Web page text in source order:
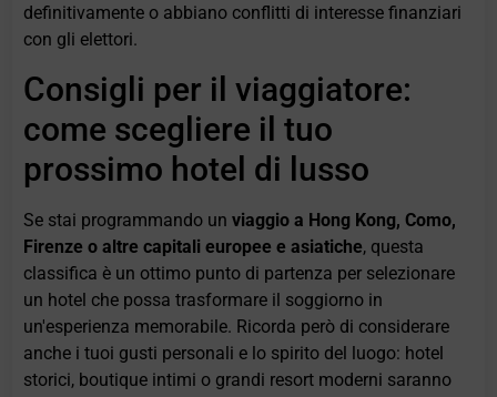
definitivamente o abbiano conflitti di interesse finanziari
con gli elettori.
Consigli per il viaggiatore:
come scegliere il tuo
prossimo hotel di lusso
Se stai programmando unviaggio a Hong Kong, Como,
Firenze o altre capitali europee e asiatiche, questa
classifica è un ottimo punto di partenza per selezionare
un hotel che possa trasformare il soggiorno in
un'esperienza memorabile. Ricorda però di considerare
anche i tuoi gusti personali e lo spirito del luogo: hotel
storici, boutique intimi o grandi resort moderni saranno